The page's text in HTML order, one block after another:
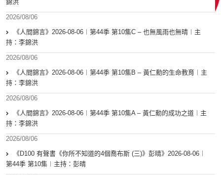
錦洪
2026/08/06
《人間錦言》2026-08-06︱第44季 第10集C – 也無風雨也無晴︱主
持：李錦洪
2026/08/06
《人間錦言》2026-08-06︱第44季 第10集B – 黃仁勳的生命教育︱主
持：李錦洪
2026/08/06
《人間錦言》2026-08-06︱第44季 第10集A – 黃仁勳的成功之道︱主
持：李錦洪
2026/08/06
《D100 有聲書《你所不知道的4個喬布斯 (三)》彭晴》2026-08-06︱
第44季 第10集︱主持：彭晴